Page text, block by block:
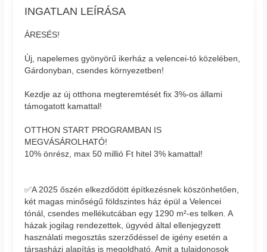
INGATLAN LEÍRÁSA
ÁRESÉS!
Új, napelemes gyönyörű ikerház a velencei-tó közelében,
Gárdonyban, csendes környezetben!
Kezdje az új otthona megteremtését fix 3%-os állami
támogatott kamattal!
OTTHON START PROGRAMBAN IS
MEGVÁSÁROLHATÓ!
10% önrész, max 50 millió Ft hitel 3% kamattal!
✅A 2025 őszén elkezdődött építkezésnek köszönhetően,
két magas minőségű földszintes ház épül a Velencei
tónál, csendes mellékutcában egy 1290 m²-es telken. A
házak jogilag rendezettek, ügyvéd által ellenjegyzett
használati megosztás szerződéssel de igény esetén a
társasházi alapítás is megoldható. Amit a tulajdonosok